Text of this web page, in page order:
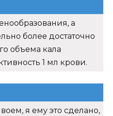
а
более достаточно
объема кала
1 мл крови.
я ему это сделано,